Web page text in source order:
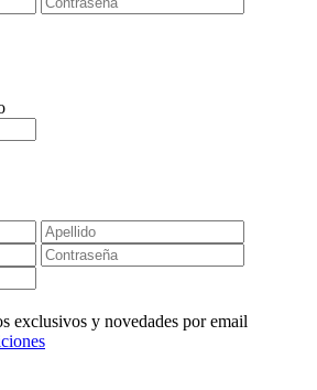
exclusivos y novedades por email